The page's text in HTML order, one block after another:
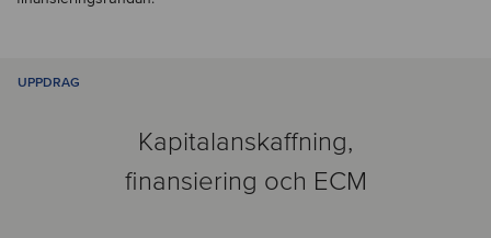
UPPDRAG
Kapitalanskaffning,
finansiering och ECM